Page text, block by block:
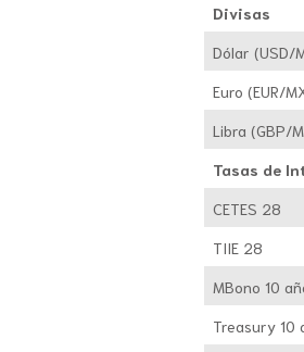
Divisas
Dólar (USD/
Euro (EUR/
Libra (GBP/
Tasas de
CETES 28
TIIE 28
MBono 10
Treasury 10